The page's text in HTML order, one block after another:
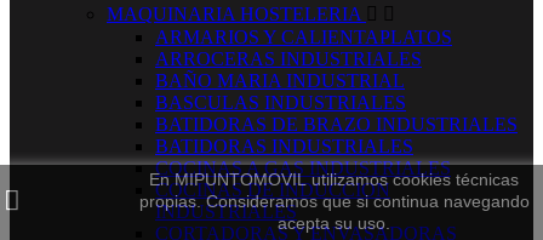
En MIPUNTOMOVIL utilizamos cookies técnicas
propias. Consideramos que si continua navegando
acepta su uso.
MAQUINARIA HOSTELERIA  
ARMARIOS Y CALIENTAPLATOS
ARROCERAS INDUSTRIALES
BAÑO MARIA INDUSTRIAL
BASCULAS INDUSTRIALES
BATIDORAS DE BRAZO INDUSTRIALES
BATIDORAS INDUSTRIALES
COCINAS A GAS INDUSTRIALES
COCINAS DE INDUCCION
INDUSTRIALES
CORTADORAS Y ENVASADORAS